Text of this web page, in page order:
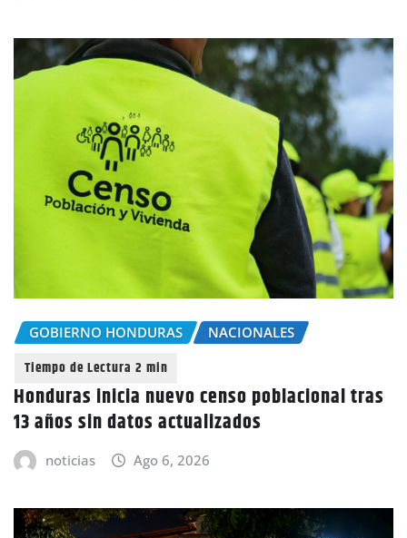
GOBIERNO HONDURAS NACIONALES
Honduras inicia nuevo censo poblacional tras
13 años sin datos actualizados
noticias Ago 6, 2026